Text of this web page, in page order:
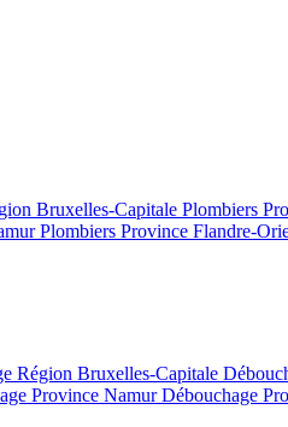
Bruxelles-Capitale Plombiers
Plombiers Province Flandre-
Région Bruxelles-Capitale
Province NamurDébouchage